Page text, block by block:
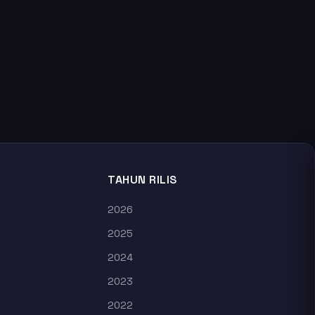
TAHUN RILIS
2026
2025
2024
2023
2022